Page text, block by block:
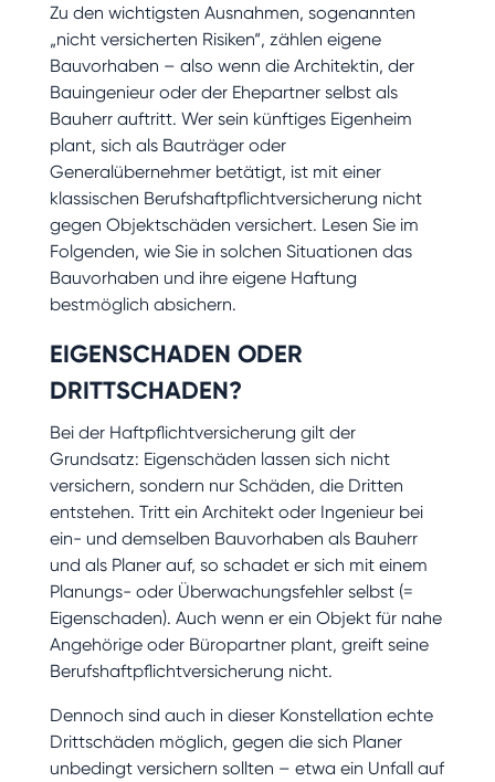
Zu den wichtigsten Ausnahmen, sogenannten
„nicht versicherten Risiken“, zählen eigene
Bauvorhaben – also wenn die Architektin, der
Bauingenieur oder der Ehepartner selbst als
Bauherr auftritt. Wer sein künftiges Eigenheim
plant, sich als Bauträger oder
Generalübernehmer betätigt, ist mit einer
klassischen Berufshaftpflichtversicherung nicht
gegen Objektschäden versichert. Lesen Sie im
Folgenden, wie Sie in solchen Situationen das
Bauvorhaben und ihre eigene Haftung
bestmöglich absichern.
EIGENSCHADEN ODER
DRITTSCHADEN?
Bei der Haftpflichtversicherung gilt der
Grundsatz: Eigenschäden lassen sich nicht
versichern, sondern nur Schäden, die Dritten
entstehen. Tritt ein Architekt oder Ingenieur bei
ein- und demselben Bauvorhaben als Bauherr
und als Planer auf, so schadet er sich mit einem
Planungs- oder Überwachungsfehler selbst (=
Eigenschaden). Auch wenn er ein Objekt für nahe
Angehörige oder Büropartner plant, greift seine
Berufshaftpflichtversicherung nicht.
Dennoch sind auch in dieser Konstellation echte
Drittschäden möglich, gegen die sich Planer
unbedingt versichern sollten – etwa ein Unfall auf